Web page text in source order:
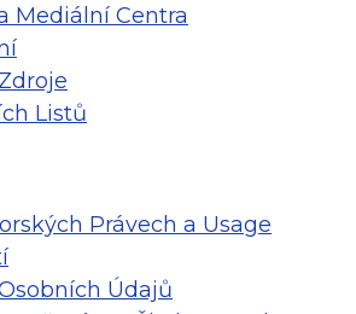
Mediální Centra
Listů
Právech a Usage
Údajů